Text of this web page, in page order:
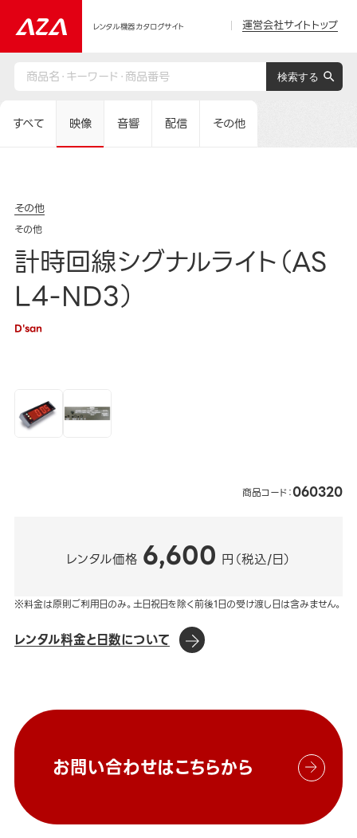
レンタル機器カタログサイト 運営会社サイトトップ
すべて 映像 音響 配信 その他
その他
その他
計時回線シグナルライト（AS
L4-ND3）
D'san
商品コード：060320
レンタル価格 6,600 円（税込/日）
※料金は原則ご利用日のみ。土日祝日を除く前後1日の受け渡し日は含みません。
レンタル料金と日数について
お問い合わせはこちらから